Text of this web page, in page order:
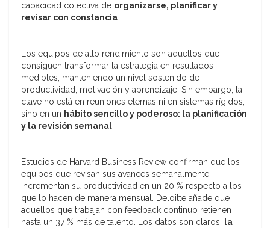
capacidad colectiva de organizarse, planificar y
revisar con constancia.
Los equipos de alto rendimiento son aquellos que
consiguen transformar la estrategia en resultados
medibles, manteniendo un nivel sostenido de
productividad, motivación y aprendizaje. Sin embargo, la
clave no está en reuniones eternas ni en sistemas rígidos,
sino en un hábito sencillo y poderoso: la planificación
y la revisión semanal.
Estudios de Harvard Business Review confirman que los
equipos que revisan sus avances semanalmente
incrementan su productividad en un 20 % respecto a los
que lo hacen de manera mensual. Deloitte añade que
aquellos que trabajan con feedback continuo retienen
hasta un 37 % más de talento. Los datos son claros: la